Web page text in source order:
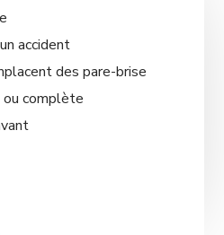
accident
des pare-brise
complète